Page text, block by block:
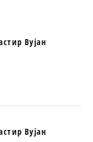
Вујан
Вујан